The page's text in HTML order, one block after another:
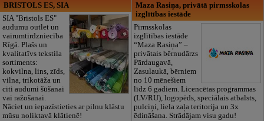
BRISTOLS ES, SIA
SIA "Bristols ES"
audumu outlet un
vairumtirdzniecība
Rīgā. Plašs un
kvalitatīvs tekstila
sortiments:
kokvilna, lins, zīds,
vilna, trikotāža un
citi audumi šūšanai
vai ražošanai.
Nāciet un iepazīstieties ar pilnu klāstu
mūsu noliktavā klātienē!
Maza Rasiņa, privātā pirmsskolas
izglītības iestāde
Pirmsskolas
izglītības iestāde
“Maza Rasiņa” –
privātais bērnudārzs
Pārdaugavā,
Zasulaukā, bērniem
no 10 mēnešiem
līdz 6 gadiem. Licencētas programmas
(LV/RU), logopēds, speciālais atbalsts,
pulciņi, liela zaļa teritorija un 3x
ēdināšana. Strādājam visu gadu!